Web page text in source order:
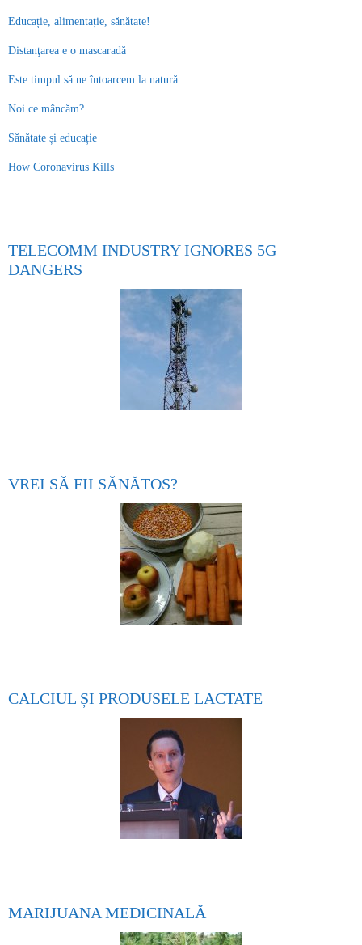
Educație, alimentație, sănătate!
Distanţarea e o mascaradă
Este timpul să ne întoarcem la natură
Noi ce mâncăm?
Sănătate și educație
How Coronavirus Kills
TELECOMM INDUSTRY IGNORES 5G
DANGERS
VREI SĂ FII SĂNĂTOS?
CALCIUL ȘI PRODUSELE LACTATE
MARIJUANA MEDICINALĂ